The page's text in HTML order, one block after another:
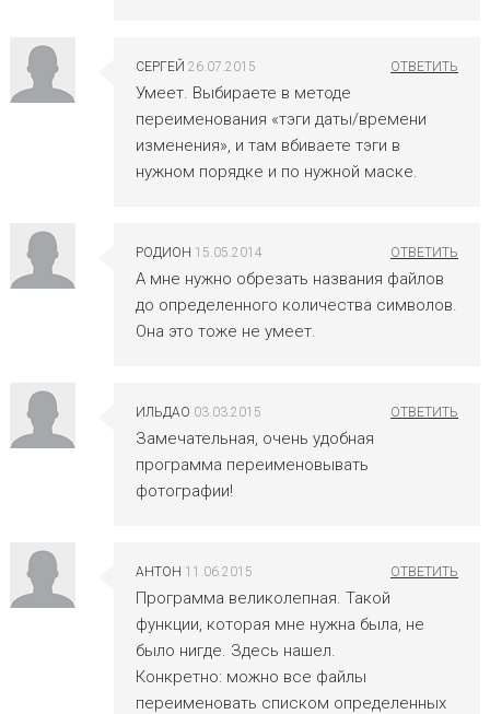
СЕРГЕЙ 26.07.2015
Умеет. Выбираете в методе
переименования «тэги даты/времени
изменения», и там вбиваете тэги в
нужном порядке и по нужной маске.
РОДИОН 15.05.2014
А мне нужно обрезать названия файлов
до определенного количества символов.
Она это тоже не умеет.
ИЛЬДАО 03.03.2015
Замечательная, очень удобная
программа переименовывать
фотографии!
АНТОН 11.06.2015
Программа великолепная. Такой
функции, которая мне нужна была, не
было нигде. Здесь нашел.
Конкретно: можно все файлы
переименовать списком определенных